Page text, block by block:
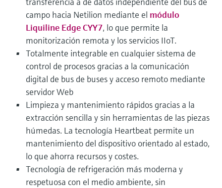
campo hacia Netilion mediante el módulo
Liquiline Edge CYY7, lo que permite la
monitorización remota y los servicios IIoT.
Totalmente integrable en cualquier sistema de
control de procesos gracias a la comunicación
digital de bus de buses y acceso remoto mediante
servidor Web
Limpieza y mantenimiento rápidos gracias a la
extracción sencilla y sin herramientas de las piezas
húmedas. La tecnología Heartbeat permite un
mantenimiento del dispositivo orientado al estado,
lo que ahorra recursos y costes.
Tecnología de refrigeración más moderna y
respetuosa con el medio ambiente, sin